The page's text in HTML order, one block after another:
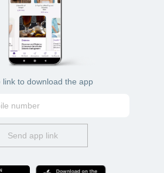
link to download the app
Send app link